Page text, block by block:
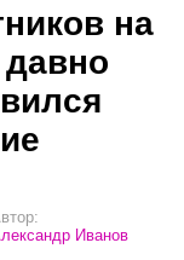
на
Иванов